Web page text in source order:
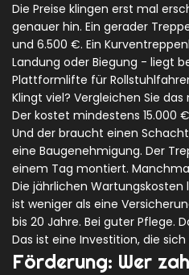
Die Preise klingen erst mal
genauer hin. Ein gerader
und 6.500 €. Ein
Landung oder Biegung - liegt
Plattformlifte für
Klingt viel? Vergleichen Sie
Der kostet mindestens 15.000
Und der braucht einen
eine Baugenehmigung. Der
einem Tag montiert.
Die jährlichen Wartungskosten
ist weniger als eine
bis 20 Jahre. Bei guter Pflege.
Das ist eine Investition, die
Förderung: Wer